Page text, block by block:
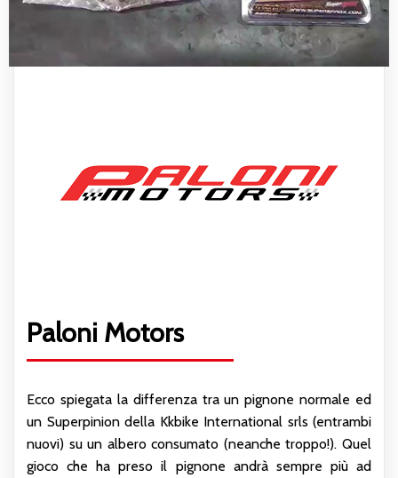
Paloni Motors
Ecco spiegata la differenza tra un pignone normale ed
un Superpinion della Kkbike International srls (entrambi
nuovi) su un albero consumato (neanche troppo!). Quel
gioco che ha preso il pignone andrà sempre più ad